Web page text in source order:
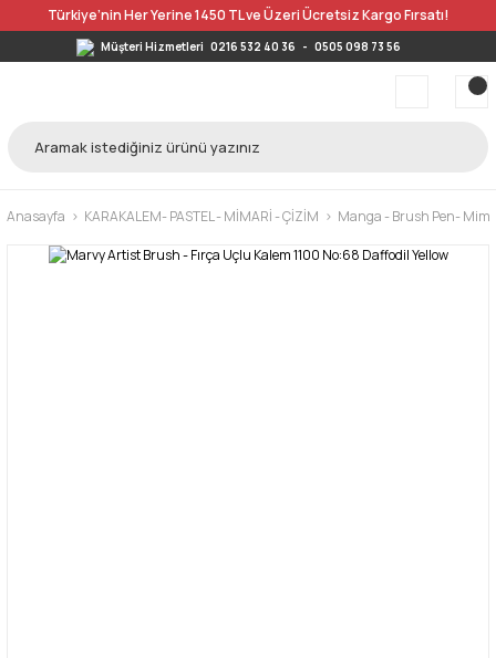
Türkiye’nin Her Yerine 1450 TL ve Üzeri Ücretsiz Kargo Fırsatı!
Müşteri Hizmetleri 0216 532 40 36 - 0505 098 73 56
Anasayfa KARAKALEM- PASTEL - MİMARİ - ÇİZİM Manga - Brush Pen-